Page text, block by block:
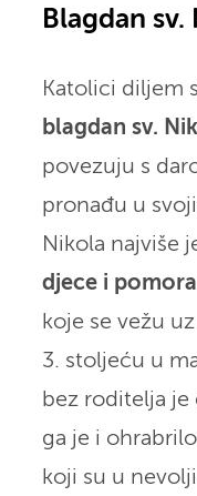
Blagdan sv.
Katolici diljem
blagdan sv.
povezuju s
pronađu u
Nikola najviše
djece i
koje se vežu
3. stoljeću u
bez roditelja je
ga je i
koji su u